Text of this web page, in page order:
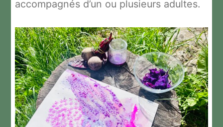
accompagnés d’un ou plusieurs adultes.